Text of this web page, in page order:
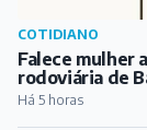
COTIDIANO
Falece mulher
rodoviária de
Há 5 horas